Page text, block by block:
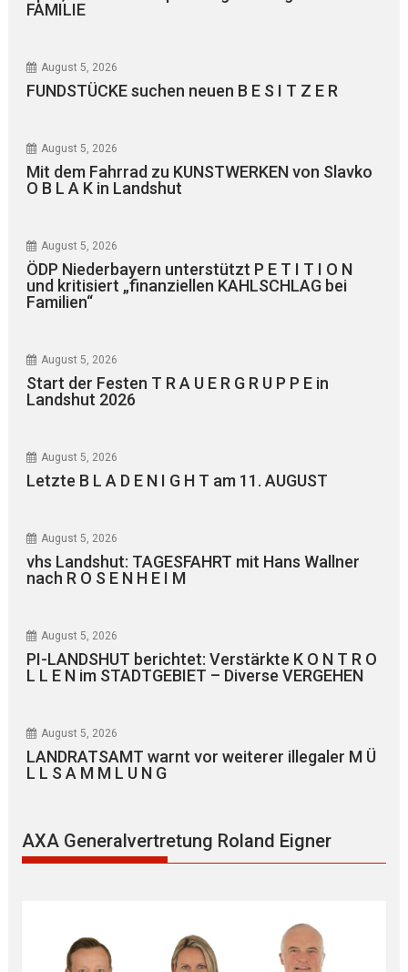
FAMILIE
August 5, 2026
FUNDSTÜCKE suchen neuen B E S I T Z E R
August 5, 2026
Mit dem Fahrrad zu KUNSTWERKEN von Slavko
O B L A K in Landshut
August 5, 2026
ÖDP Niederbayern unterstützt P E T I T I O N
und kritisiert „finanziellen KAHLSCHLAG bei
Familien“
August 5, 2026
Start der Festen T R A U E R G R U P P E in
Landshut 2026
August 5, 2026
Letzte B L A D E N I G H T am 11. AUGUST
August 5, 2026
vhs Landshut: TAGESFAHRT mit Hans Wallner
nach R O S E N H E I M
August 5, 2026
PI-LANDSHUT berichtet: Verstärkte K O N T R O
L L E N im STADTGEBIET – Diverse VERGEHEN
August 5, 2026
LANDRATSAMT warnt vor weiterer illegaler M Ü
L L S A M M L U N G
AXA Generalvertretung Roland Eigner